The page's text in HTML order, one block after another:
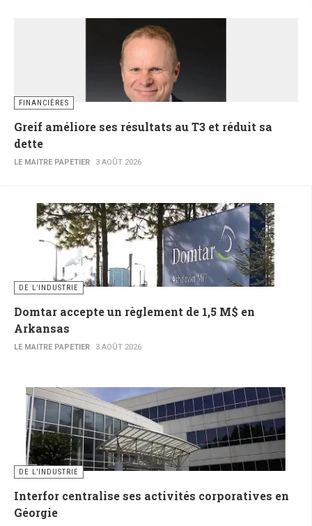
FINANCIÈRES
Greif améliore ses résultats au T3 et réduit sa
dette
LE MAITRE PAPETIER 3 AOÛT 2026
DE L’INDUSTRIE
Domtar accepte un règlement de 1,5 M$ en
Arkansas
LE MAITRE PAPETIER 3 AOÛT 2026
DE L’INDUSTRIE
Interfor centralise ses activités corporatives en
Géorgie